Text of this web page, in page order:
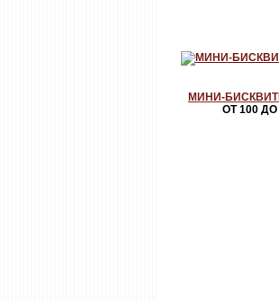
МИНИ-
ОТ 100 ДО